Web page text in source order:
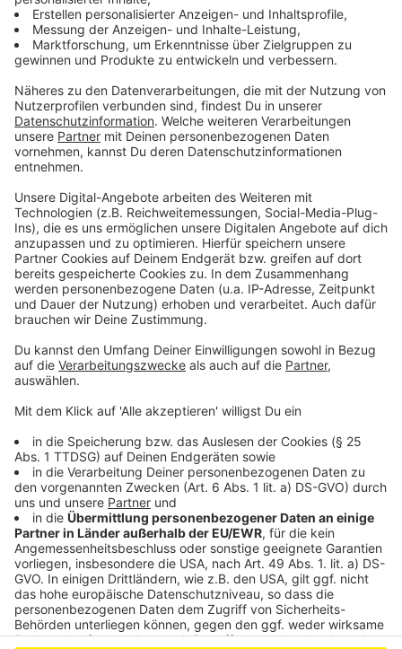
Anzeige
Beantwortung der Fragen ist für die per Zufall
ausgewählten Leverkusener gesetzlich verpflichtend.
Wenn ihr also einen Brief vom Statistischen
Landesamt bekommt, dann müsst ihr den ausfüllen.
Anzeige
Weitere Meldungen aus Leverkusen
Anzeige
Leverkusener Wiembach: Hochwasserschutz-
Ausschreibung läuft
Vorjahr
Neuer Rekord an Fahrradzählstellen in Leverkusen
Anzeige